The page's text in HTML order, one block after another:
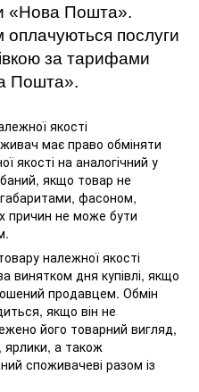
«Нова Пошта».
послуги
за тарифами
Пошта».
якості
має право обміняти
якості на аналогічний у
якщо товар не
фасоном,
причин не може бути
належної якості
винятком дня купівлі, якщо
продавцем. Обмін
якщо він не
його товарний вигляд,
ярлики, а також
споживачеві разом із